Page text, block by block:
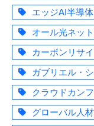
エッジAI半導体
オール光ネッ
カーボンリサ
ガブリエル・
クラウドカン
グローバル人